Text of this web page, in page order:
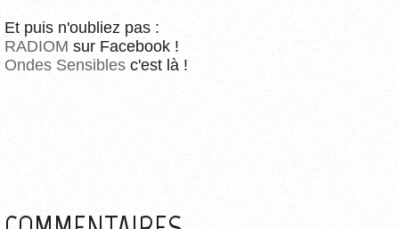
Et puis n'oubliez pas :
RADIOM sur Facebook !
Ondes Sensibles c'est là !